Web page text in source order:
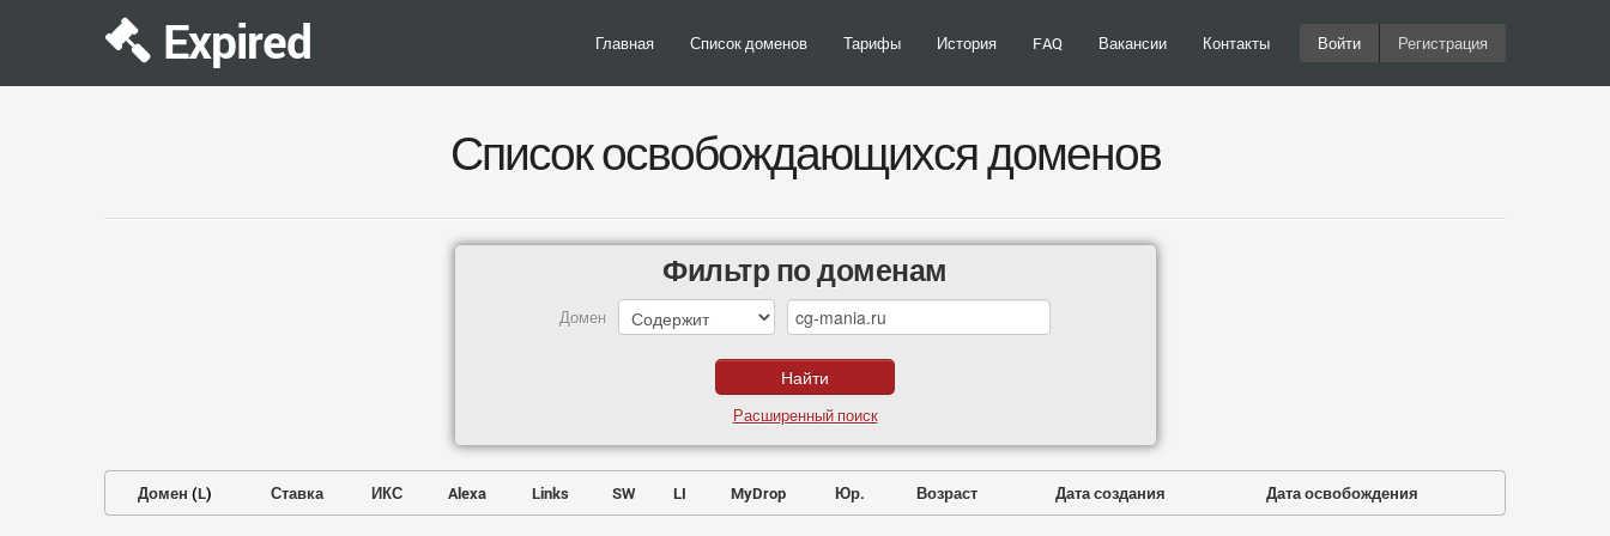
Expired Главная Список доменов Тарифы История FAQ Вакансии Контакты Войти Регистрация
Список освобождающихся доменов
Фильтр по доменам
Домен
Расширенный поиск
Домен (L) Ставка ИКС Alexa Links SW LI MyDrop Юр. Возраст Дата создания Дата освобождения